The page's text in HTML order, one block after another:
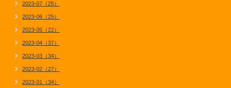
2023-07（25）
2023-06（25）
2023-05（22）
2023-04（37）
2023-03（34）
2023-02（27）
2023-01（34）